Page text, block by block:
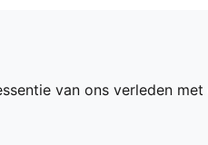
van ons verleden